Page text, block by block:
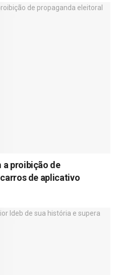
a proibição de
de aplicativo